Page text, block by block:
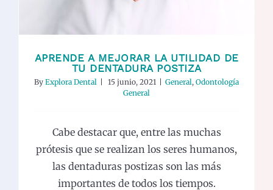
APRENDE A MEJORAR LA UTILIDAD DE
TU DENTADURA POSTIZA
By Explora Dental | 15 junio, 2021 | General, Odontología
General
Cabe destacar que, entre las muchas
prótesis que se realizan los seres humanos,
las dentaduras postizas son las más
importantes de todos los tiempos.